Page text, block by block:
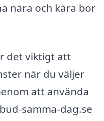
nära och kära bor
det viktigt att
när du väljer
att använda
samma-dag.se